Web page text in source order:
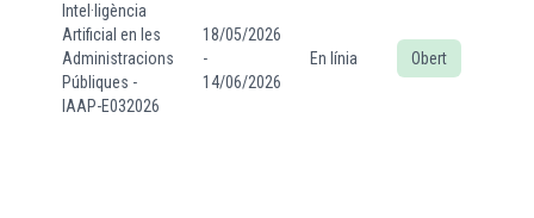
Intel·ligència
Artificial en les
Administracions
Públiques -
IAAP-E032026
18/05/2026
-
14/06/2026
En línia Obert